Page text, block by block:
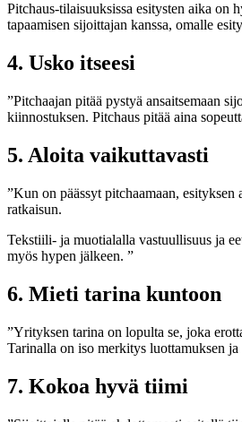
Pitchaus-tilaisuuksissa esitysten aika on
tapaamisen sijoittajan kanssa, omalle
4. Usko itseesi
”Pitchaajan pitää pystyä ansaitsemaan
kiinnostuksen. Pitchaus pitää aina
5. Aloita vaikuttavasti
”Kun on päässyt pitchaamaan,
ratkaisun.
Tekstiili- ja muotialalla vastuullisuus ja
myös hypen jälkeen. ”
6. Mieti tarina kuntoon
”Yrityksen tarina on lopulta se, joka
Tarinalla on iso merkitys luottamuksen
7. Kokoa hyvä tiimi